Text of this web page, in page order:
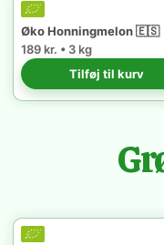
Øko Honningmelon 🇪🇸
189 kr. • 3 kg
Tilføj til kurv